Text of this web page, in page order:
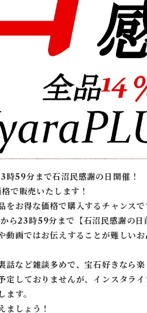
59分まで石沼民感謝の日開催！
で販売いたします！
をお得な価格で購入するチャンスで
ら23時59分まで【石沼民感謝の日
動画ではお伝えすることが難しい
話など雑談多めで、宝石好きなら
定しておりませんが、インスタラ
す。
ましょう！